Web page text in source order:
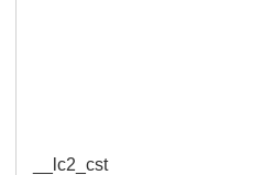
__lc2_cst